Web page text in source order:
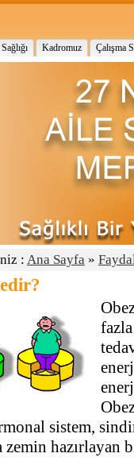
Kadromuz Çalışma
: Ana Sayfa »
sistem,
zemin hazırlayan